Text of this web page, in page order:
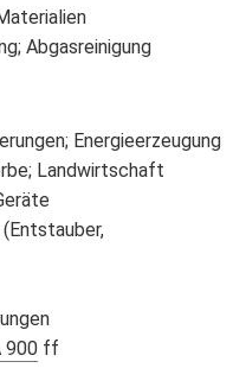
Abgasreinigung
Energieerzeugung
Landwirtschaft
900ff